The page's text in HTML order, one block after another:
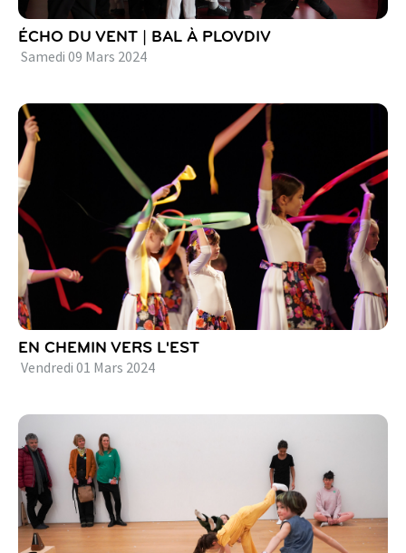
ÉCHO DU VENT | BAL À PLOVDIV
Samedi 09 Mars 2024
EN CHEMIN VERS L'EST
Vendredi 01 Mars 2024